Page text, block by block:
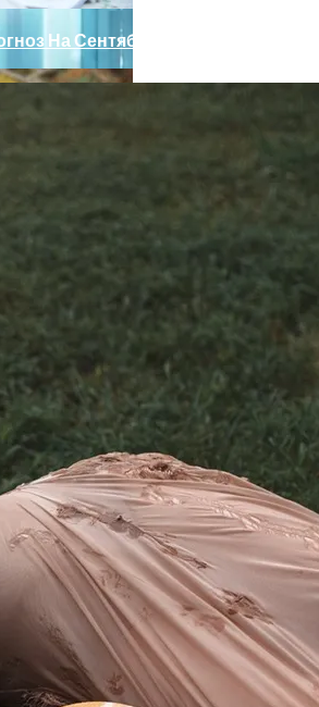
Улучшение PHEV-Версии
На Сентябрь 2023 Для Всех